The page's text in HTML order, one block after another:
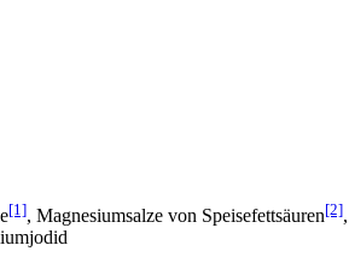
[1], Magnesiumsalze von Speisefettsäuren[2]